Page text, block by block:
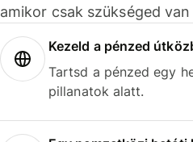
amikor csak szükséged van
Kezeld a pénzed
Tartsd a pénzed egy
pillanatok alatt.